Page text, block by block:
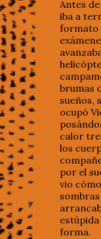
Antes
iba a
formato
brumas
sueños,
ocupó
calor
los
por el
vio
forma.